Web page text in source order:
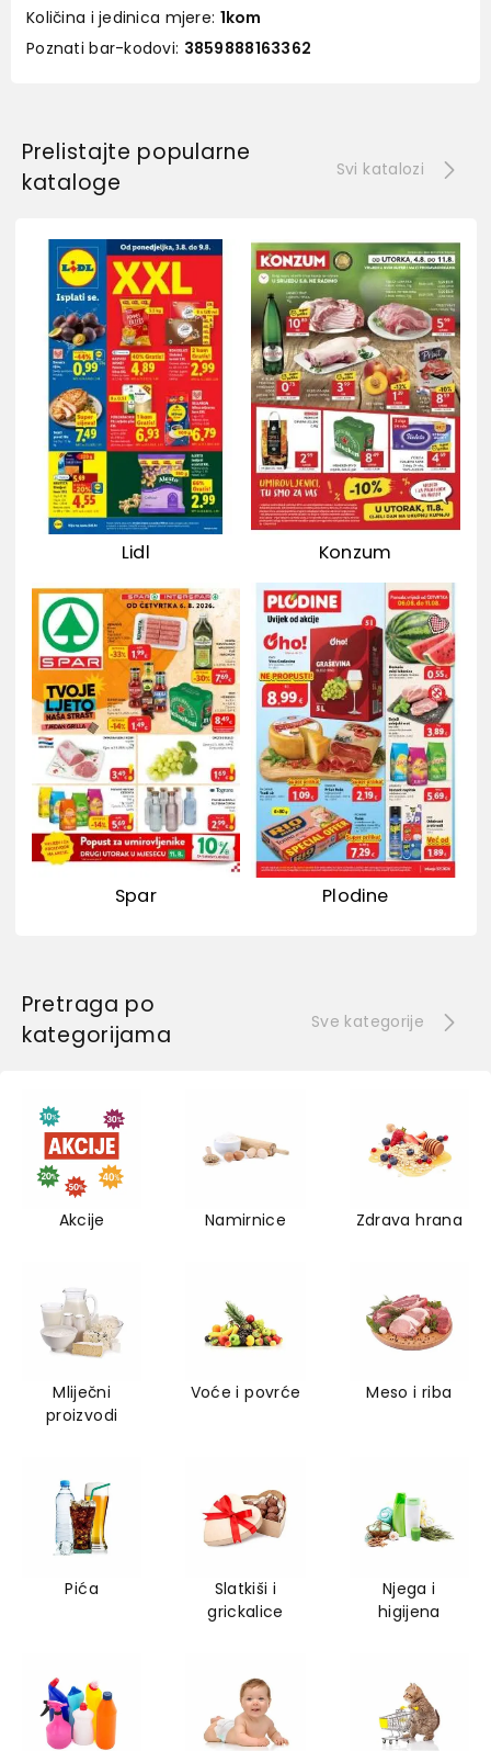
Količina i jedinica mjere: 1kom
Poznati bar-kodovi: 3859888163362
Prelistajte popularne
kataloge
Svi katalozi
Lidl Konzum
Spar Plodine
Pretraga po
kategorijama
Sve kategorije
Akcije Namirnice Zdrava hrana
Mliječni
proizvodi
Voće i povrće Meso i riba
Pića
Slatkiši i
grickalice
Njega i
higijena